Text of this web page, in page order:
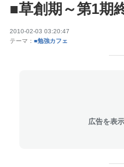
■草創期～第1期
2010-02-03 03:20:47
テーマ： ■勉強カフェ
広告を表